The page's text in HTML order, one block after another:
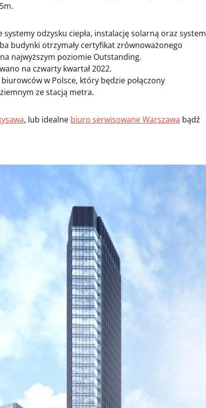
odzysku ciepła, instalację solarną oraz system
budynki otrzymały certyfikat zrównoważonego
najwyższym poziomie Outstanding.
na czwarty kwartał 2022.
w Polsce, który będzie połączony
ze stacją metra.
, lub idealne biuro serwisowane Warszawa bądź